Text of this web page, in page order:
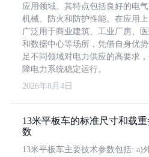
应用领域。其特点包括良好的电气
机械、防火和防护性能。在应用上
广泛用于商业建筑、工业厂房、
和数据中心等场所，凭借自身优
足不同领域对电力供应的高要求
障电力系统稳定运行。
2026年8月4日
13米平板车的标准尺寸和载重
数
13米平板车主要技术参数包括: a)